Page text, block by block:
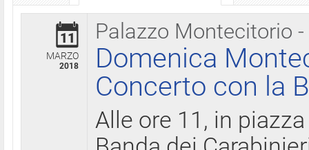
Palazzo Montecitorio
11
MARZO
2018
Domenica
Concerto con la
Alle ore 11, in